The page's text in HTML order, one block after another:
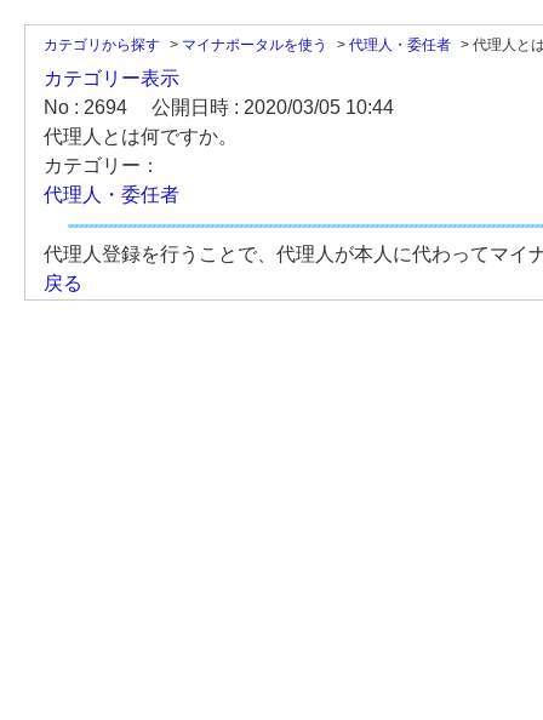
カテゴリから探す > マイナポータルを使う > 代理人・委任者 > 代理人と
カテゴリー表示
No : 2694
公開日時 : 2020/03/05 10:44
代理人とは何ですか。
カテゴリー：
代理人・委任者
代理人登録を行うことで、代理人が本人に代わってマイ
戻る